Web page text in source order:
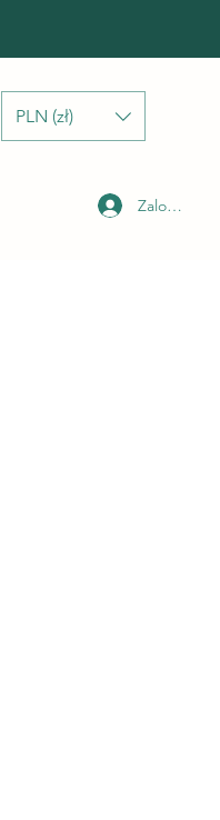
PLN (zł)
Zaloguj się